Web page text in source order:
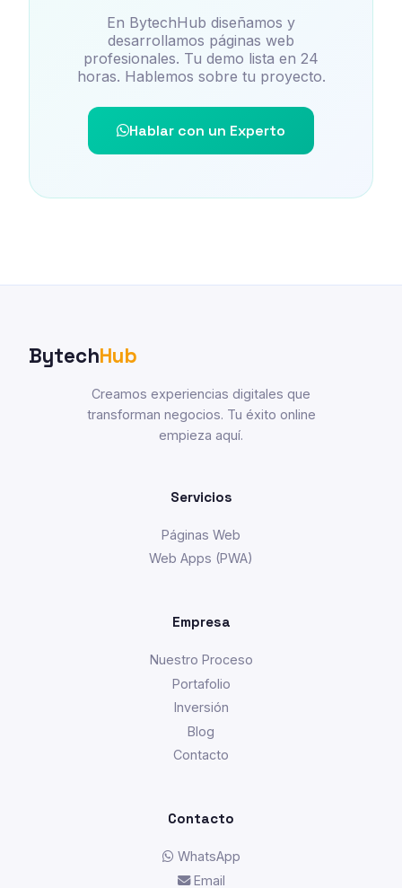
En BytechHub diseñamos y
desarrollamos páginas web
profesionales. Tu demo lista en 24
horas. Hablemos sobre tu proyecto.
Hablar con un Experto
BytechHub
Creamos experiencias digitales que
transforman negocios. Tu éxito online
empieza aquí.
Servicios
Páginas Web
Web Apps (PWA)
Empresa
Nuestro Proceso
Portafolio
Inversión
Blog
Contacto
Contacto
WhatsApp
Email